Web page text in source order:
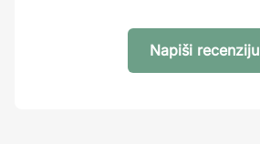
Napiši recenziju